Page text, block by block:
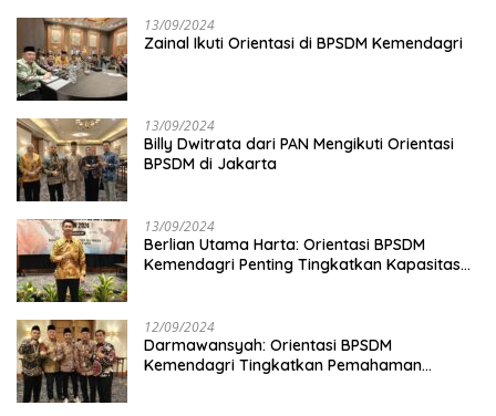
13/09/2024
Zainal Ikuti Orientasi di BPSDM Kemendagri
13/09/2024
Billy Dwitrata dari PAN Mengikuti Orientasi
BPSDM di Jakarta
13/09/2024
Berlian Utama Harta: Orientasi BPSDM
Kemendagri Penting Tingkatkan Kapasitas
12/09/2024
Darmawansyah: Orientasi BPSDM
Kemendagri Tingkatkan Pemahaman